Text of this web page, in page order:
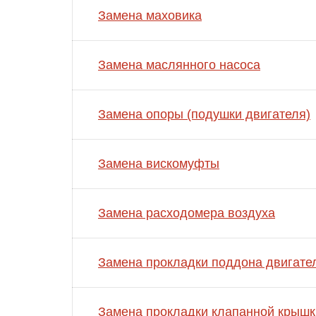
Замена маховика
Замена маслянного насоса
Замена опоры (подушки двигателя)
Замена вискомуфты
Замена расходомера воздуха
Замена прокладки поддона
Замена прокладки клапанной